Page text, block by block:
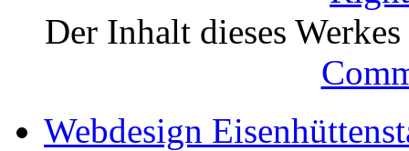
Der Inhalt dieses
Webdesign